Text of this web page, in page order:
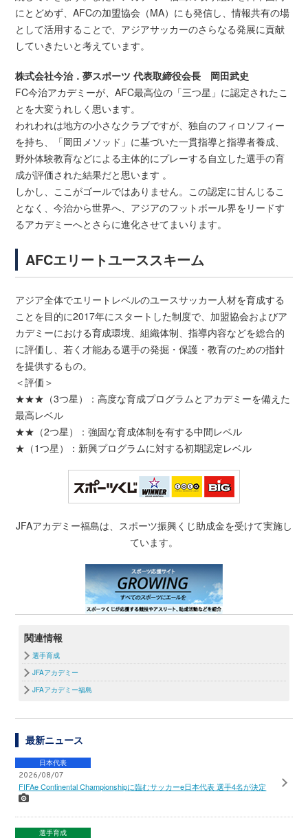
にとどめず、AFCの加盟協会（MA）にも発信し、情報共有の場
として活用することで、アジアサッカーのさらなる発展に貢献
していきたいと考えています。
株式会社今治．夢スポーツ 代表取締役会長 岡田武史
FC今治アカデミーが、AFC最高位の「三つ星」に認定されたこ
とを大変うれしく思います。
われわれは地方の小さなクラブですが、独自のフィロソフィー
を持ち、「岡田メソッド」に基づいた一貫指導と指導者養成、
野外体験教育などによる主体的にプレーする自立した選手の育
成が評価された結果だと思います 。
しかし、ここがゴールではありません。この認定に甘んじるこ
となく、今治から世界へ、アジアのフットボール界をリードす
るアカデミーへとさらに進化させてまいります。
AFCエリートユーススキーム
アジア全体でエリートレベルのユースサッカー人材を育成する
ことを目的に2017年にスタートした制度で、加盟協会およびア
カデミーにおける育成環境、組織体制、指導内容などを総合的
に評価し、若く才能ある選手の発掘・保護・教育のための指針
を提供するもの。
＜評価＞
★★★（3つ星）：高度な育成プログラムとアカデミーを備えた
最高レベル
★★（2つ星）：強固な育成体制を有する中間レベル
★（1つ星）：新興プログラムに対する初期認定レベル
JFAアカデミー福島は、スポーツ振興くじ助成金を受けて実施し
ています。
関連情報
選手育成
JFAアカデミー
JFAアカデミー福島
最新ニュース
日本代表
2026/08/07
FIFAe Continental Championshipに臨むサッカーe日本代表 選手4名が決定
選手育成